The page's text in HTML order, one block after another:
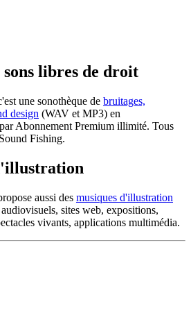
libres de droit
une sonothèque de bruitages,
design (WAV et MP3) en
Abonnement Premium illimité. Tous
Fishing.
aussi des musiques d'illustration
sites web, expositions,
vivants, applications multimédia.